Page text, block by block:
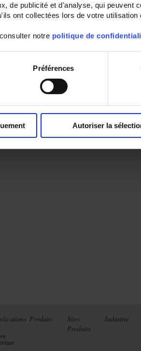
de publicité et d'analyse, qui peuvent
ont collectées lors de votre utilisation
notre politique de
Préférences
Autoriser la
Produits
Sites
Produits
Industrie